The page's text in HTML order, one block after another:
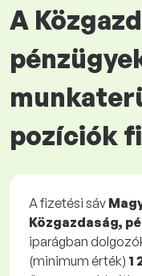
A
pozíciók
A fizetési sáv
Közgazdaság,
iparágban
(minimum érték) 1